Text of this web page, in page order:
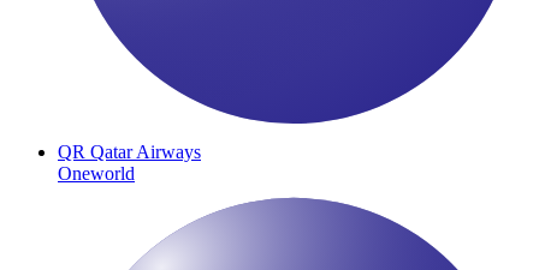
QR Qatar Airways
Oneworld